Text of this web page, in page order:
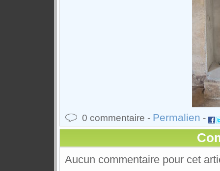
0 commentaire - Permalien -
Aucun commentaire pour cet